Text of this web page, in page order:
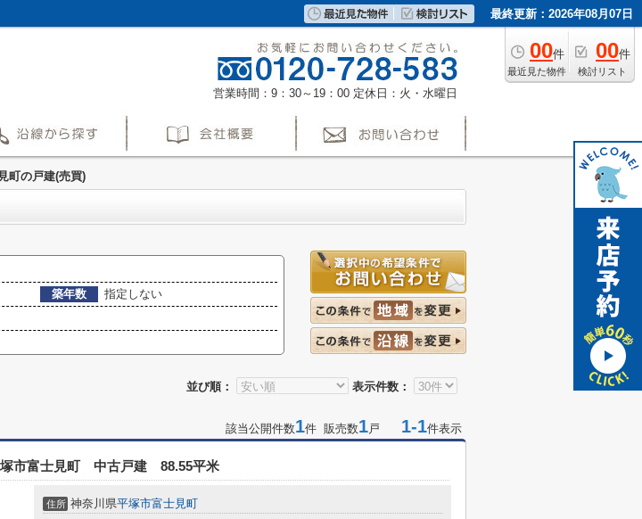
最終更新：2026年08月07日
00件
最近見た物件
00件
検討リスト
営業時間：9：30～19：00 定休日：火・水曜日
町の戸建(売買)
築年数
指定しない
並び順： 表示件数：
該当公開件数1件 販売数1戸 1-1件表示
塚市富士見町 中古戸建 88.55平米
住所 神奈川県平塚市富士見町